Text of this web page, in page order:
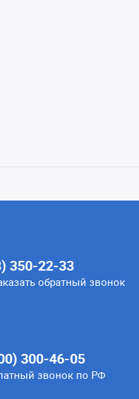
350-22-33
обратный звонок
300-46-05
звонок по РФ